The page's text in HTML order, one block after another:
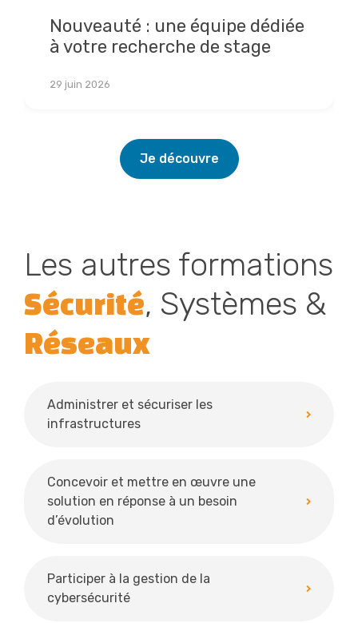
Nouveauté : une équipe dédiée
à votre recherche de stage
29 juin 2026
Lire la suite
Je découvre
Les autres formations
Sécurité, Systèmes &
Réseaux
Administrer et sécuriser les
infrastructures
Concevoir et mettre en œuvre une
solution en réponse à un besoin
d’évolution
Participer à la gestion de la
cybersécurité